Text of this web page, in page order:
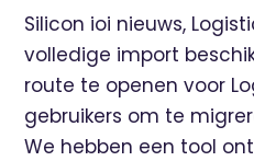
Silicon ioi nieuws,
volledige import
route te openen voor
gebruikers om te
We hebben een tool